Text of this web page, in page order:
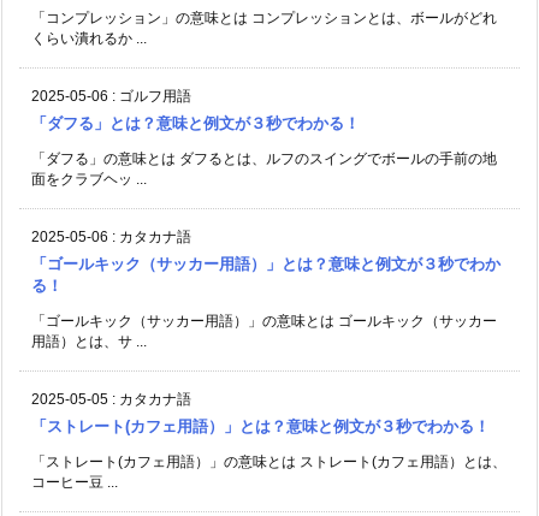
「コンプレッション」の意味とは コンプレッションとは、ボールがどれ
くらい潰れるか ...
2025-05-06 : ゴルフ用語
「ダフる」とは？意味と例文が３秒でわかる！
「ダフる」の意味とは ダフるとは、ルフのスイングでボールの手前の地
面をクラブヘッ ...
2025-05-06 : カタカナ語
「ゴールキック（サッカー用語）」とは？意味と例文が３秒でわか
る！
「ゴールキック（サッカー用語）」の意味とは ゴールキック（サッカー
用語）とは、サ ...
2025-05-05 : カタカナ語
「ストレート(カフェ用語）」とは？意味と例文が３秒でわかる！
「ストレート(カフェ用語）」の意味とは ストレート(カフェ用語）とは、
コーヒー豆 ...